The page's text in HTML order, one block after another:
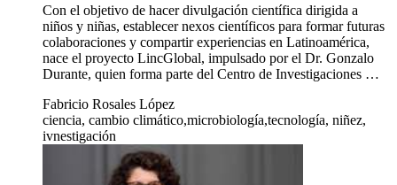
Con el objetivo de hacer divulgación científica dirigida a
niños y niñas, establecer nexos científicos para formar futuras
colaboraciones y compartir experiencias en Latinoamérica,
nace el proyecto LincGlobal, impulsado por el Dr. Gonzalo
Durante, quien forma parte del Centro de Investigaciones …
Fabricio Rosales López
ciencia, cambio climático,microbiología,tecnología, niñez,
ivnestigación